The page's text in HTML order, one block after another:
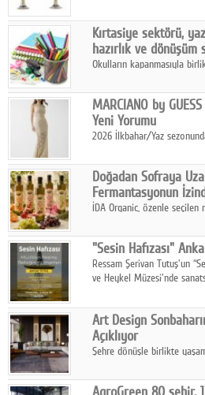
Ağustos'ta Arthill
koleksiyonerlerle buluşuyor
Kırtasiye sektörü,
hazırlık ve
Okulların kapanmasıyla
sanat ve eğitici aktivite
geçiriyor.
MARCIANO by
Yeni Yorumu
2026 İlkbahar/Yaz
Doğadan Sofraya
Fermantasyonun
İDA Organic, özenle seçilen
sofralarına taşıyor.
"Sesin Hafızası"
Ressam Şerivan Tutuş'un
ve Heykel Müzesi'nde
Art Design
Açıklıyor
Şehre dönüşle birlikte
sonbaharın tasarım
AgroGreen 80 şehir,